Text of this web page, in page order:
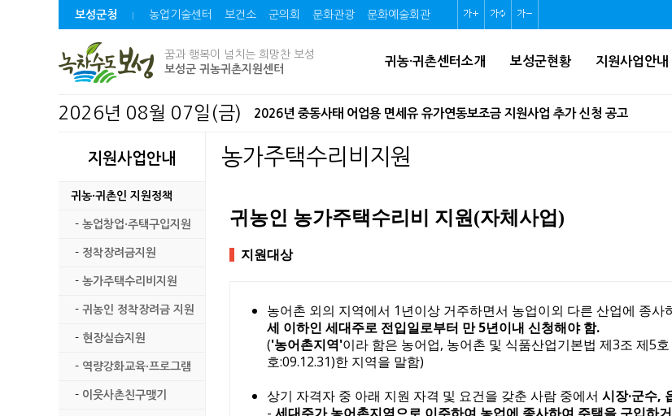
보성군청 농업기술센터 보건소 군의회 문화관광 문화예술회관 글
글
글
꿈과 행복이 넘치는 희망찬 보성
보성군 귀농귀촌지원센터
귀농·귀촌센터소개 보성군현황 지원사업안내
2026년 08월 07일(금) 2026년 중동사태 어업용 면세유 유가연동보조금 지원사업 추가 신청 공고
2026년 보성 청년 네트워크 조성사업 모집 공고
파크골프 이용 전 꼭 확인하세요!
미력 석호마을만들기사업 시행계획 승인 고시
2026년「AI 디지털배움터」 교육 신청 안내
2026년 보성청년 창업 후속지원사업 참여자 모집 공고
보성차밭 데크로드 경관조명 설치공사 공고
지원사업안내
귀농·귀촌인 지원정책
- 농업창업·주택구입지원
- 정착장려금지원
- 농가주택수리비지원
- 귀농인 정착장려금 지원
- 현장실습지원
- 역량강화교육·프로그램
- 이웃사촌친구맺기
농가주택수리비지원
귀농인 농가주택수리비 지원(자체사업)
지원대상
농어촌 외의 지역에서 1년이상 거주하면서 농업이외 다른 산업에 종사
세 이하인 세대주로 전입일로부터 만 5년이내 신청해야 함.
('농어촌지역'이라 함은 농어업, 농어촌 및 식품산업기본법 제3조 제5
호:09.12.31)한 지역을 말함)
상기 자격자 중 아래 지원 자격 및 요건을 갖춘 사람 중에서 시장·군수,